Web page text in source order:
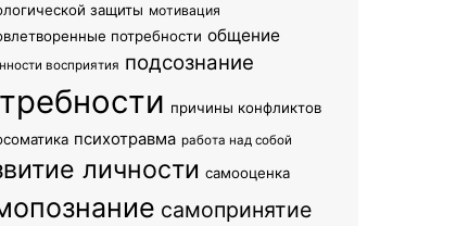
защиты мотивация
потребности общение
восприятия подсознание
причины конфликтов
психотравма работа над собой
личности самооценка
самопринятие